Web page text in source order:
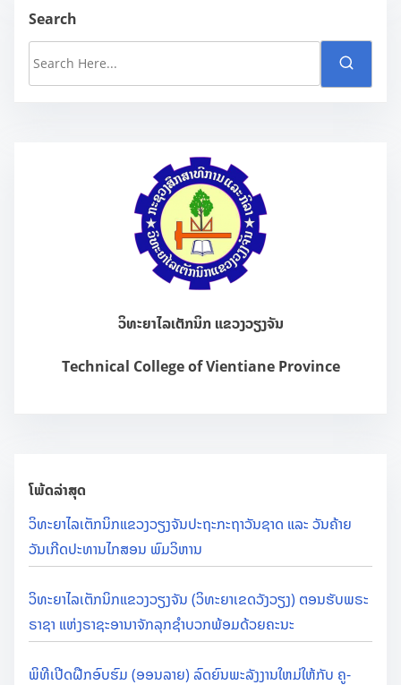
Search
ວິທະຍາໄລເຕັກນິກ ແຂວງວຽງຈັນ
Technical College of Vientiane Province
ໂພ້ດລ່າສຸດ
ວິທະຍາໄລເຕັກນິກແຂວງວຽງຈັນປະຖະກະຖາວັນຊາດ ແລະ ວັນຄ້າຍ
ວັນເກີດປະທານໄກສອນ ພົມວິຫານ
ວິທະຍາໄລເຕັກນິກແຂວງວຽງຈັນ (ວິທະຍາເຂດວັງວຽງ) ຕອນຮັບພຣະ
ຣາຊາ ແຫ່ງຣາຊະອານາຈັກລຸກຊຳບວກພ້ອມດ້ວຍຄະນະ
ພິທີເປີດຝືກອົບຮົມ (ອອນລາຍ) ລົດຍົນພະລັງງານໃຫມ່ໃຫ້ກັບ ຄູ-